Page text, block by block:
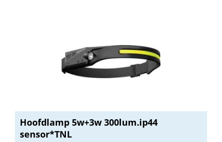
Hoofdlamp 5w+3w 300lum.ip44
sensor*TNL